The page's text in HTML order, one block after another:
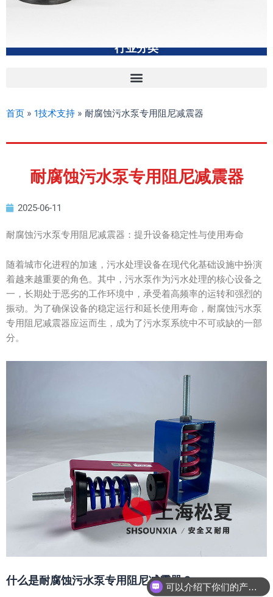
行业分类
首页 » 1技术支持 » 耐腐蚀污水泵专用阻尼减震器
耐腐蚀污水泵专用阻尼减震器
2025-06-11
耐腐蚀污水泵专用阻尼减震器：提升设备稳定性与使用寿命
随着城市化进程的加速，污水处理设备在现代化基础设施中扮演
着越来越重要的角色。其中，污水泵作为污水处理的核心设备之
一，长期处于恶劣的工作环境中，承受着高频率的运转和强烈的
振动。为了确保设备的稳定运行和延长使用寿命，耐腐蚀污水泵
专用阻尼减震器应运而生，成为了污水泵系统中不可或缺的一部
分。
什么是耐腐蚀污水泵专用阻尼减震器？ 可以介绍下你们的产品么？